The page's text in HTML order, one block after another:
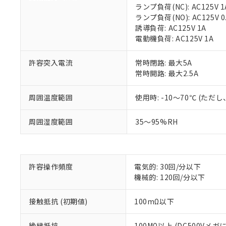
ランプ負荷(NC): AC125V
ランプ負荷(NO): AC125V
誘導負荷: AC125V 1A
電動機負荷: AC125V 1A
許容突入電流
常時閉路: 最大5A
常時開路: 最大2.5A
周囲温度範囲 使用時: -10～70℃ (ただし
周囲湿度範囲 35～95%RH
許容操作頻度
電気的: 30回/分以下
機械的: 120回/分以下
接触抵抗 (初期値) 100mΩ以下
ご利用条件
以下の条件をお読
本サービス
くものです。
当社制御機
※1 対応状況
対応済み：EU
調査・確認中：
非該当品：ライセ
仕入先様の事情に
があります。
*EU RoHS指令（10物質
鉛(Pb) 1000ppm以下、
六価クロム(Cr(Ⅵ))
フタル酸ビス(2-エチル
フタル酸エステル類の
※1 中国
「－」：未確認で
*中国RoHS10物質の基
Pb(鉛) :1000ppm、
Cr(Ⅵ)(六価クロム) :
DBP(フタル酸ジブチル
DEHP(フタル酸ビス(2-
当社は、こ
う）を輸出
などの必要な
当社は規制
記
号
説明
○